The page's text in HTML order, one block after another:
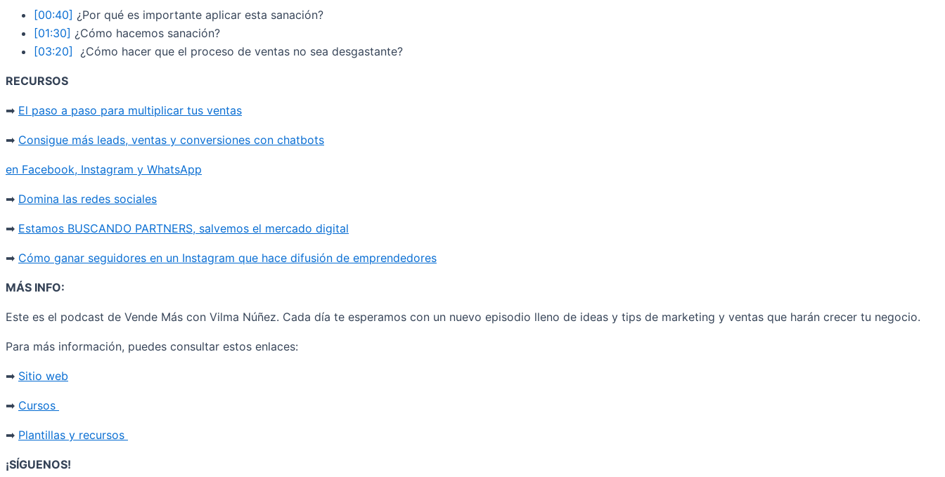
[00:40] ¿Por qué es importante aplicar esta sanación?
[01:30] ¿Cómo hacemos sanación?
[03:20]
¿Cómo hacer que el proceso de ventas no sea desgastante?
RECURSOS
➡ El paso a paso para multiplicar tus ventas
➡ Consigue más leads, ventas y conversiones con chatbots
en Facebook, Instagram y WhatsApp
➡ Domina las redes sociales
➡ Estamos BUSCANDO PARTNERS, salvemos el mercado digital
➡ Cómo ganar seguidores en un Instagram que hace difusión de emprendedores
MÁS INFO:
Este es el podcast de Vende Más con Vilma Núñez. Cada día te esperamos con un nuevo episodio lleno de ideas y tips de marketing y ventas que harán crecer tu negocio.
Para más información, puedes consultar estos enlaces:
➡ Sitio web
➡ Cursos
➡ Plantillas y recursos
¡SÍGUENOS!